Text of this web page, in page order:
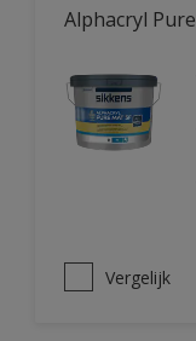
Alphacryl
Vergelijk